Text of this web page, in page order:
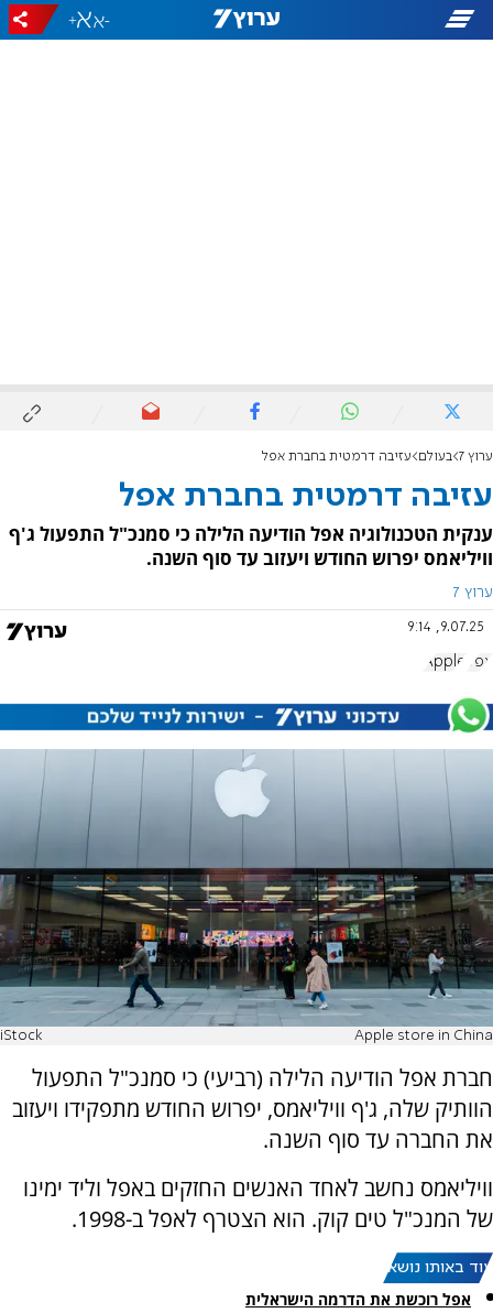
-
+
ערוץ 7 בעולם עזיבה דרמטית בחברת אפל
עזיבה דרמטית בחברת אפל
ענקית הטכנולוגיה אפל הודיעה הלילה כי סמנכ"ל התפעול ג'ף
וויליאמס יפרוש החודש ויעזוב עד סוף השנה.
ערוץ 7
9.07.25, 9:14
אפל Apple
Apple store in China
iStock
חברת אפל הודיעה הלילה (רביעי) כי סמנכ"ל התפעול
הוותיק שלה, ג'ף וויליאמס, יפרוש החודש מתפקידו ויעזוב
את החברה עד סוף השנה.
וויליאמס נחשב לאחד האנשים החזקים באפל וליד ימינו
של המנכ"ל טים קוק. הוא הצטרף לאפל ב-1998.
עוד באותו נושא:
אפל רוכשת את הדרמה הישראלית